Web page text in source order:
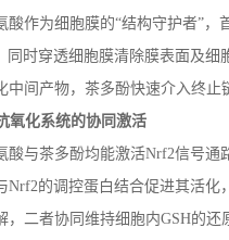
酸作为细胞膜的“结构守护者”，
同时穿透细胞膜清除膜表面及
中间产物，茶多酚快速介入终
氧化系统的协同激活
酸与茶多酚均能激活Nrf2信号通
Nrf2的调控蛋白结合促进其活化
，二者协同维持细胞内GSH的还